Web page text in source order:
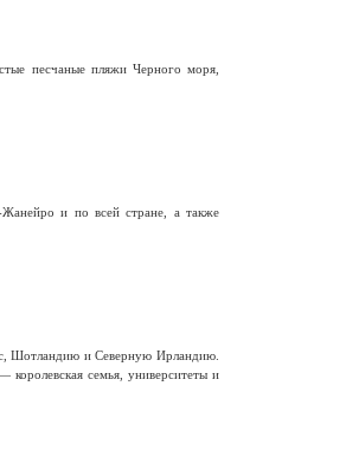
песчаные пляжи Черного моря,
и по всей стране, а также
Шотландию и Северную Ирландию.
семья, университеты и